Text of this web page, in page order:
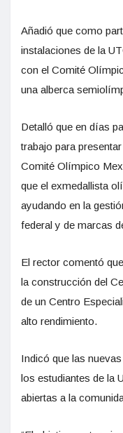
Añadió que como
instalaciones de la
con el Comité
una alberca
Detalló que en días
trabajo para
Comité Olímpico
que el exmedallista
ayudando en la
federal y de marcas
El rector comentó
la construcción del
de un Centro
alto rendimiento.
Indicó que las
los estudiantes de la
abiertas a la